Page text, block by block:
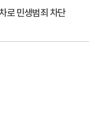
로 민생범죄 차단